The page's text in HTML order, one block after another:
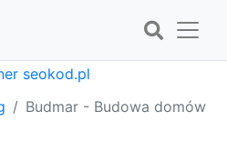
Budmar - Budowa domów